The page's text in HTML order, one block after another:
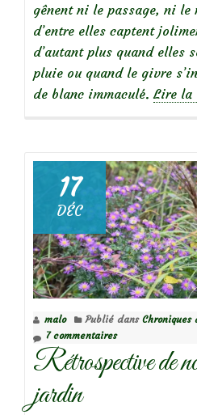
gênent ni le passage, ni le
d’entre elles captent
d’autant plus quand elles
pluie ou quand le givre
de blanc immaculé. Lire la
17
DÉC
malo Publié dans
7 commentaires
Rétrospective de
jardin